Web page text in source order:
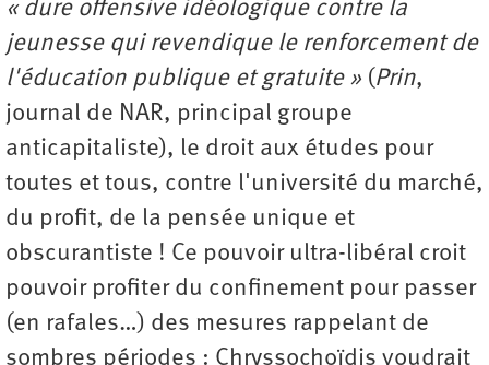
« dure offensive idéologique contre la
jeunesse qui revendique le renforcement de
l'éducation publique et gratuite » (Prin,
journal de NAR, principal groupe
anticapitaliste), le droit aux études pour
toutes et tous, contre l'université du marché,
du profit, de la pensée unique et
obscurantiste ! Ce pouvoir ultra-libéral croit
pouvoir profiter du confinement pour passer
(en rafales…) des mesures rappelant de
sombres périodes : Chryssochoïdis voudrait